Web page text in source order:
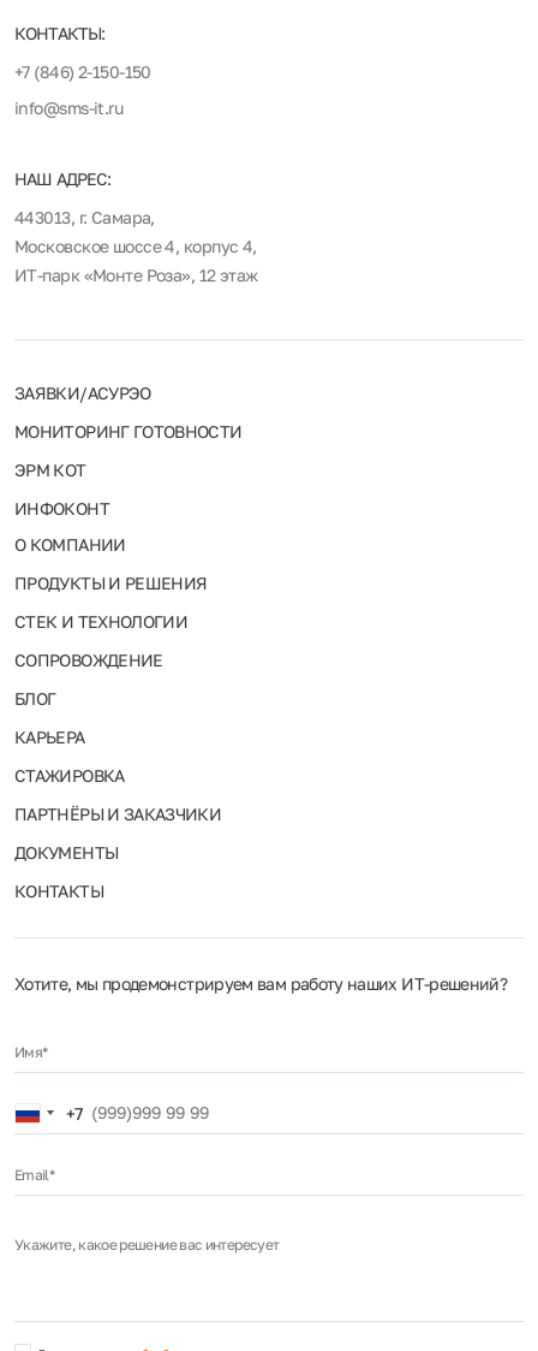
КОНТАКТЫ:
+7 (846) 2-150-150
info@sms-it.ru
НАШ АДРЕС:
443013, г. Самара,
Московское шоссе 4, корпус 4,
ИТ-парк «Монте Роза», 12 этаж
ЗАЯВКИ/АСУРЭО
МОНИТОРИНГ ГОТОВНОСТИ
ЭРМ КОТ
ИНФОКОНТ
О КОМПАНИИ
ПРОДУКТЫ И РЕШЕНИЯ
СТЕК И ТЕХНОЛОГИИ
СОПРОВОЖДЕНИЕ
БЛОГ
КАРЬЕРА
СТАЖИРОВКА
ПАРТНЁРЫ И ЗАКАЗЧИКИ
ДОКУМЕНТЫ
КОНТАКТЫ
Хотите, мы продемонстрируем вам работу наших ИТ‑решений?
Имя*
Russia
+7
+7
Email*
Укажите, какое решение вас интересует